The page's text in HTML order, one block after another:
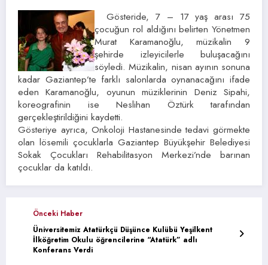
Gösteride, 7 – 17 yaş arası 75
çocuğun rol aldığını belirten Yönetmen
Murat Karamanoğlu, müzikalin 9
şehirde izleyicilerle buluşacağını
söyledi. Müzikalin, nisan ayının sonuna
kadar Gaziantep’te farklı salonlarda oynanacağını ifade
eden Karamanoğlu, oyunun müziklerinin Deniz Sipahi,
koreografinin ise Neslihan Öztürk tarafından
gerçekleştirildiğini kaydetti.
Gösteriye ayrıca, Onkoloji Hastanesinde tedavi görmekte
olan lösemili çocuklarla Gaziantep Büyükşehir Belediyesi
Sokak Çocukları Rehabilitasyon Merkezi’nde barınan
çocuklar da katıldı.
Önceki Haber
Üniversitemiz Atatürkçü Düşünce Kulübü Yeşilkent
İlköğretim Okulu öğrencilerine “Atatürk” adlı
Konferans Verdi